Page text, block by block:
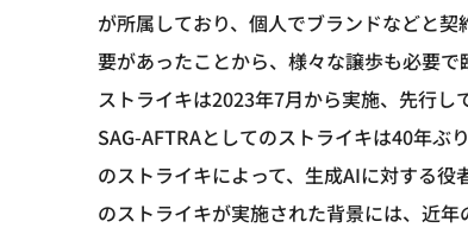
が所属しており、個人でブランドなどと
要があったことから、様々な譲歩も必要で
ストライキは2023年7月から実施、先行し
SAG-AFTRAとしてのストライキは40年ぶ
のストライキによって、生成AIに対する
のストライキが実施された背景には、近年